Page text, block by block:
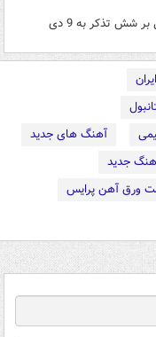
شش تذکر به 9 دی
آهنگ های جدید
جدید
ورق آهن پرایس